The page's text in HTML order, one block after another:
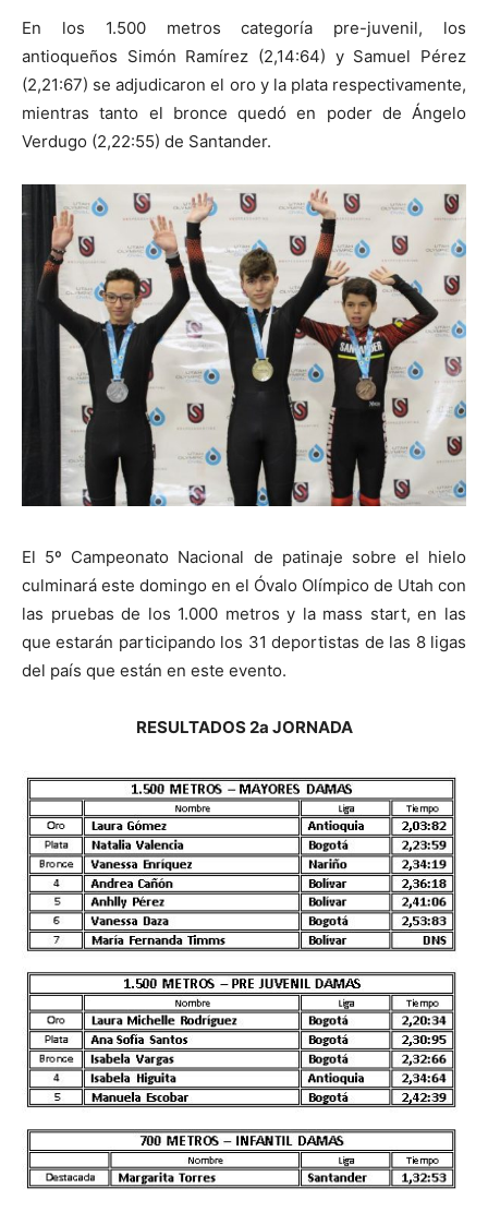
En los 1.500 metros categoría pre-juvenil, los
antioqueños Simón Ramírez (2,14:64) y Samuel Pérez
(2,21:67) se adjudicaron el oro y la plata respectivamente,
mientras tanto el bronce quedó en poder de Ángelo
Verdugo (2,22:55) de Santander.
El 5º Campeonato Nacional de patinaje sobre el hielo
culminará este domingo en el Óvalo Olímpico de Utah con
las pruebas de los 1.000 metros y la mass start, en las
que estarán participando los 31 deportistas de las 8 ligas
del país que están en este evento.
RESULTADOS 2a JORNADA